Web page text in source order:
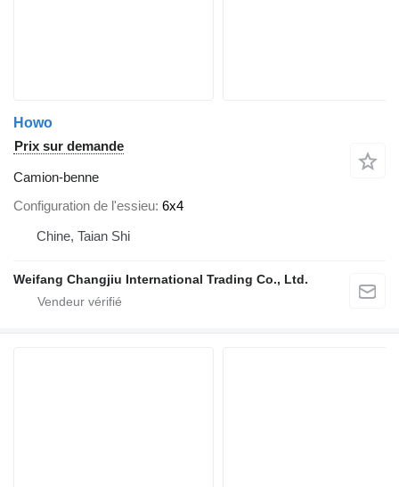
Howo
Prix sur demande
Camion-benne
Configuration de l'essieu 6x4
Chine, Taian Shi
Weifang Changjiu International Trading Co., Ltd.